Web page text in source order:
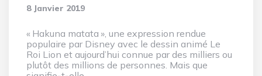
8 Janvier 2019
« Hakuna matata », une expression rendue
populaire par Disney avec le dessin animé Le
Roi Lion et aujourd’hui connue par des milliers ou
plutôt des millions de personnes. Mais que